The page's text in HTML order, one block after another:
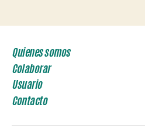
Quienes somos
Colaborar
Usuario
Contacto